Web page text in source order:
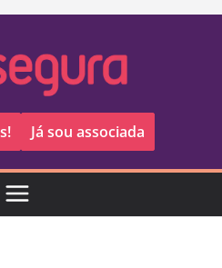
Já sou associada